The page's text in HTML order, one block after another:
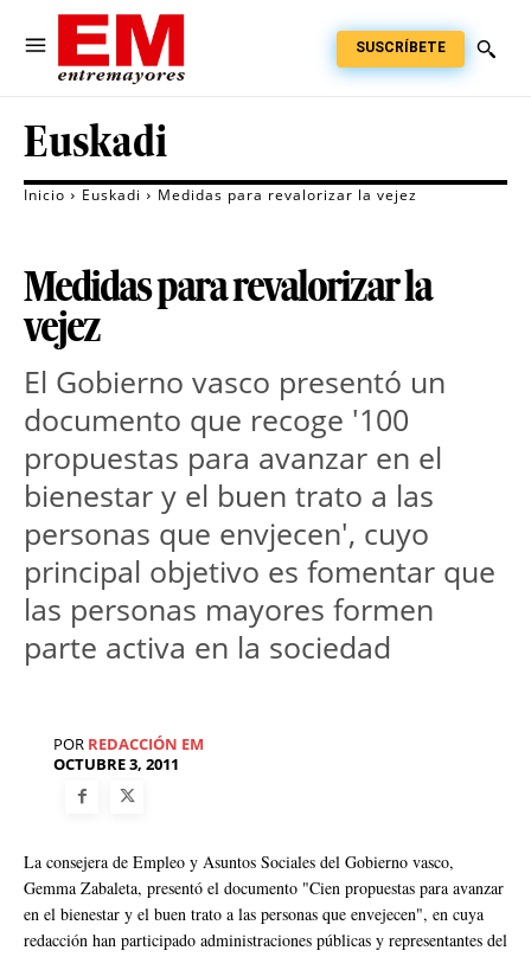
SUSCRÍBETE
Euskadi
Inicio Euskadi Medidas para revalorizar la vejez
Medidas para revalorizar la
vejez
El Gobierno vasco presentó un
documento que recoge '100
propuestas para avanzar en el
bienestar y el buen trato a las
personas que envjecen', cuyo
principal objetivo es fomentar que
las personas mayores formen
parte activa en la sociedad
POR REDACCIÓN EM
OCTUBRE 3, 2011
La consejera de Empleo y Asuntos Sociales del Gobierno vasco,
Gemma Zabaleta, presentó el documento "Cien propuestas para avanzar
en el bienestar y el buen trato a las personas que envejecen", en cuya
redacción han participado administraciones públicas y representantes del